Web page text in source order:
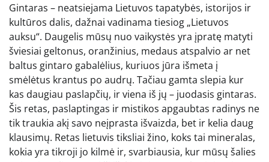
Gintaras – neatsiejama Lietuvos tapatybės, istorijos ir
kultūros dalis, dažnai vadinama tiesiog „Lietuvos
auksu“. Daugelis mūsų nuo vaikystės yra įpratę matyti
šviesiai geltonus, oranžinius, medaus atspalvio ar net
baltus gintaro gabalėlius, kuriuos jūra išmeta į
smėlėtus krantus po audrų. Tačiau gamta slepia kur
kas daugiau paslapčių, ir viena iš jų – juodasis gintaras.
Šis retas, paslaptingas ir mistikos apgaubtas radinys ne
tik traukia akį savo neįprasta išvaizda, bet ir kelia daug
klausimų. Retas lietuvis tiksliai žino, koks tai mineralas,
kokia yra tikroji jo kilmė ir, svarbiausia, kur mūsų šalies